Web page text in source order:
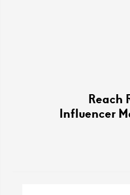
Reach
Influencer